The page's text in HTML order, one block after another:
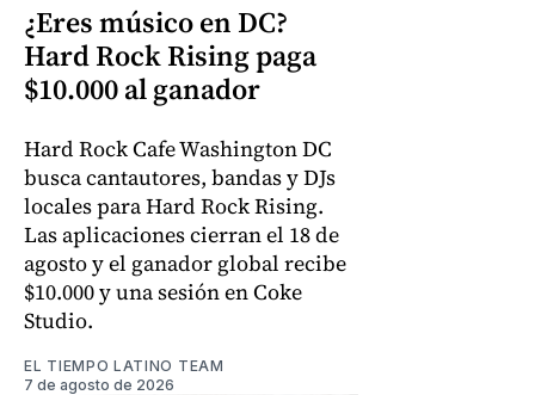
¿Eres músico en DC?
Hard Rock Rising paga
$10.000 al ganador
Hard Rock Cafe Washington DC
busca cantautores, bandas y DJs
locales para Hard Rock Rising.
Las aplicaciones cierran el 18 de
agosto y el ganador global recibe
$10.000 y una sesión en Coke
Studio.
EL TIEMPO LATINO TEAM
7 de agosto de 2026